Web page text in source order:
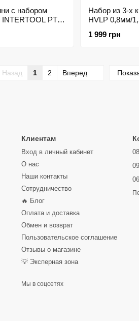
с набором
INTERTOOL PT-
Набор из 3-х
HVLP 0,8мм/
1 999 грн
Назад 1 2 Вперед
Клиентам
Вход в личный кабинет
О нас
Наши контакты
Сотрудничество
🔥 Блог
Оплата и доставка
Обмен и возврат
Пользовательское соглашение
Отзывы о магазине
💡 Эксперная зона
Мы в соцсетях